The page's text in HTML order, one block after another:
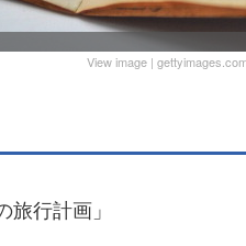
View image|
旅行計画」